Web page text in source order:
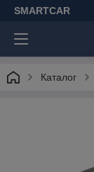
SMARTCAR
Каталог